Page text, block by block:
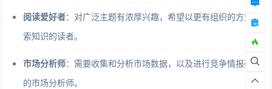
阅读爱好者：对广泛主题有浓厚兴趣，希望以更有组织的方式探
索知识的读者。
市场分析师：需要收集和分析市场数据，以及进行竞争情报研究
的市场分析师。